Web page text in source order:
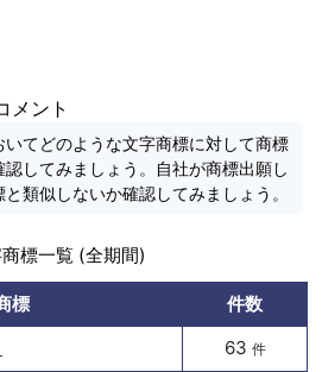
メント
いてどのような文字商標に対して商標
してみましょう。自社が商標出願し
類似しないか確認してみましょう。
標一覧 (全期間)
標
件数
63 件